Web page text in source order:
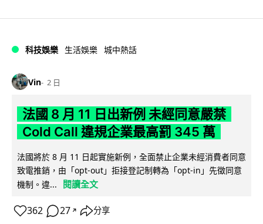
科技娛樂 生活娛樂 城中熱話
Vin 2 日
法國 8 月 11 日出新例 未經同意嚴禁
Cold Call 違規企業最高罰 345 萬
法國將於 8 月 11 日起實施新例，全面禁止企業未經消費者同意
致電推銷，由「opt-out」拒接登記制轉為「opt-in」先徵同意
機制。違...
閱讀全文
362 27 ↗ 分享